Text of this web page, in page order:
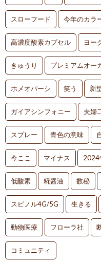
スローフード 今年のカラ
高濃度酸素カプセル ヨー
きゅうり プレミアムオー
ホメオパーシ 笑う 新
ガイアシンフォニー 夫婦
スプレー 青色の意味
今ここ マイナス 2024
低酸素 糀醤油 数秘
スピノル4G/5G 生きる
動物医療 フローラ社
コミュニティ